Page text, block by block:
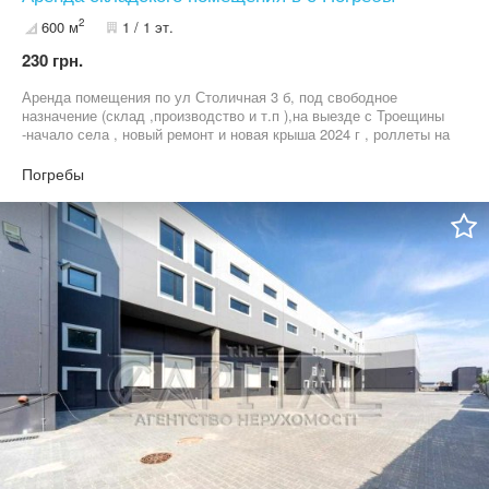
600 м2 1 / 1 эт.
230 грн.
Аренда помещения по ул Столичная 3 б, под свободное
назначение (склад ,производство и т.п ),на выезде с Троещины
-начало села , новый ремонт и новая крыша 2024 г , роллеты на
м ,два входа, 380 вт и трансформатор на 100 квт, вентиляция
,интернет ,туалет, душ, охрана , видеонаблюдение, офис по
желанию обсуждается в отдельном здании на территории, 600м
,отопления нет, но котлы есть на дровах, обогреватели тоже
можем обсудить ,по заезду большие фуры не развернутся
,поэтому малогабаритные могут ,есть автокар ,как вариант
,готовы к диалогу по срокам и цене
Погребы